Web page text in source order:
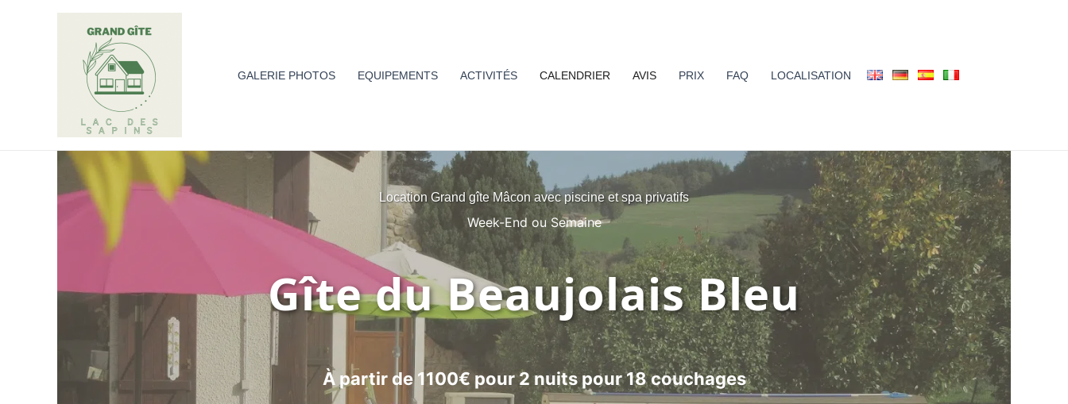
GALERIE PHOTOS EQUIPEMENTS ACTIVITÉS CALENDRIER AVIS PRIX FAQ LOCALISATION
Location Grand gîte Mâcon avec piscine et spa privatifs
Week-End ou Semaine
Gîte du Beaujolais Bleu
À partir de 1100€ pour 2 nuits pour 18 couchages